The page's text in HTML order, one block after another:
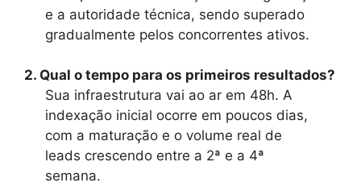
e a autoridade técnica, sendo superado
gradualmente pelos concorrentes ativos.
2. Qual o tempo para os primeiros resultados?
Sua infraestrutura vai ao ar em 48h. A
indexação inicial ocorre em poucos dias,
com a maturação e o volume real de
leads crescendo entre a 2ª e a 4ª
semana.